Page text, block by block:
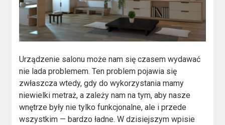
Urządzenie salonu może nam się czasem wydawać
nie lada problemem. Ten problem pojawia się
zwłaszcza wtedy, gdy do wykorzystania mamy
niewielki metraż, a zależy nam na tym, aby nasze
wnętrze były nie tylko funkcjonalne, ale i przede
wszystkim — bardzo ładne. W dzisiejszym wpisie